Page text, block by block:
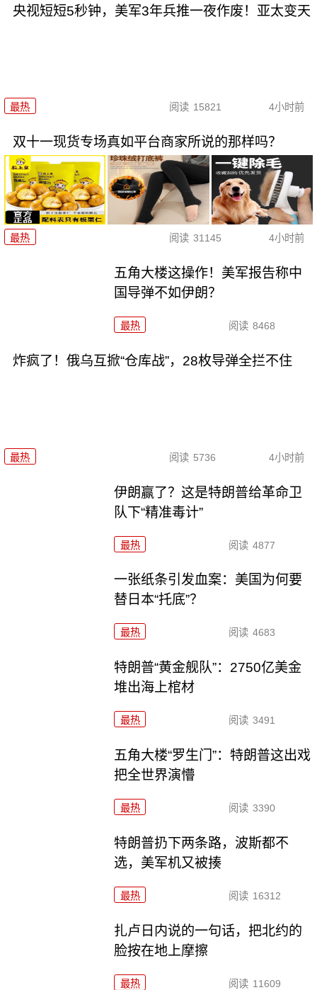
央视短短5秒钟，美军3年兵推一夜作废！亚太变天
最热 阅读 15821 4小时前
双十一现货专场真如平台商家所说的那样吗？
最热 阅读 31145 4小时前
五角大楼这操作！美军报告称中
国导弹不如伊朗？
最热 阅读 8468
炸疯了！俄乌互掀“仓库战”，28枚导弹全拦不住
最热 阅读 5736 4小时前
伊朗赢了？这是特朗普给革命卫
队下“精准毒计”
最热 阅读 4877
一张纸条引发血案：美国为何要
替日本“托底”？
最热 阅读 4683
特朗普“黄金舰队”：2750亿美金
堆出海上棺材
最热 阅读 3491
五角大楼“罗生门”：特朗普这出戏
把全世界演懵
最热 阅读 3390
特朗普扔下两条路，波斯都不
选，美军机又被揍
最热 阅读 16312
扎卢日内说的一句话，把北约的
脸按在地上摩擦
最热 阅读 11609